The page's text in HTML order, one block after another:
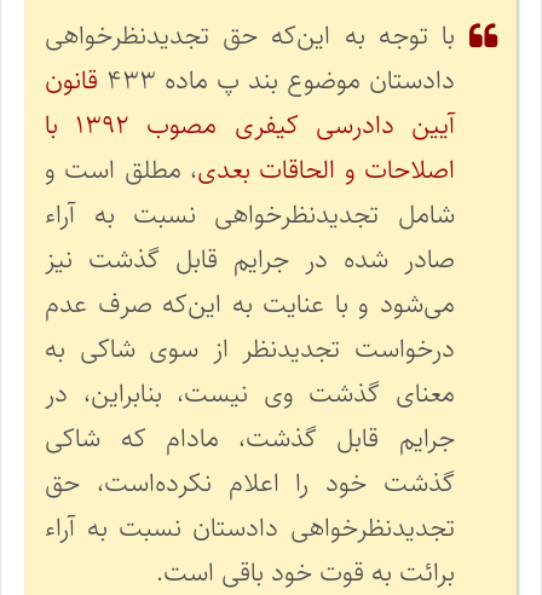
با توجه به این‌که حق تجدیدنظرخواهی
دادستان موضوع بند پ ماده ۴۳۳
قانون
آیین دادرسی کیفری مصوب ۱۳۹۲ با
اصلاحات و الحاقات بعدی، مطلق است و
شامل تجدیدنظرخواهی نسبت به آراء
صادر شده در جرایم قابل گذشت نیز
می‌شود و با عنایت به این‌که صرف عدم
درخواست تجدیدنظر از سوی شاکی به
معنای گذشت وی نیست، بنابراین، در
جرایم قابل گذشت، مادام که شاکی
گذشت خود را اعلام نکرده‌است، حق
تجدیدنظرخواهی دادستان نسبت به آراء
برائت به قوت خود باقی است.